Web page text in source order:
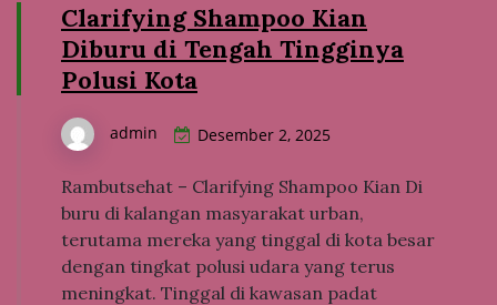
Clarifying Shampoo Kian
Diburu di Tengah Tingginya
Polusi Kota
admin Desember 2, 2025
Rambutsehat – Clarifying Shampoo Kian Di
buru di kalangan masyarakat urban,
terutama mereka yang tinggal di kota besar
dengan tingkat polusi udara yang terus
meningkat. Tinggal di kawasan padat